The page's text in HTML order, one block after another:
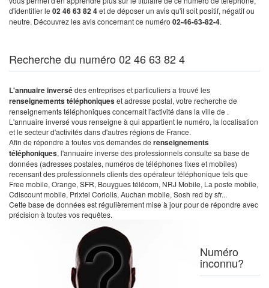
d'identifier le 02 46 63 82 4et de déposer un avis qu'il soit positif, négatif ou
neutre. Découvrez les avis concernant ce numéro 02-46-63-82-4.
Recherche du numéro 02 46 63 82 4
L'annuaire inversédes entreprises et particuliers a trouvé les
renseignements téléphoniqueset adresse postal, votre recherche de
renseignements téléphoniques concernait l'activité dans la ville de .
L'annuaire inversé vous renseigne à qui appartient le numéro, la localisation
et le secteur d'activités dans d'autres régions de France.
Afin de répondre à toutes vos demandes de renseignements
téléphoniques, l'annuaire inverse des professionnels consulte sa base de
données (adresses postales, numéros de téléphones fixes et mobiles)
recensant des professionnels clients des opérateur téléphonique tels que
Free mobile, Orange, SFR, Bouygues télécom, NRJ Mobile, La poste mobile,
Cdiscount mobile, Prixtel Coriolis, Auchan mobile, Sosh red by sfr...
Cette base de données est régulièrement mise à jour pour de répondre avec
précision à toutes vos requêtes.
Numéro
inconnu?